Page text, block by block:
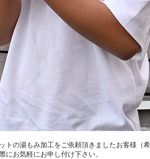
トの湯もみ加工をご依頼頂きましたお客様（
にお気軽にお申し付け下さい。